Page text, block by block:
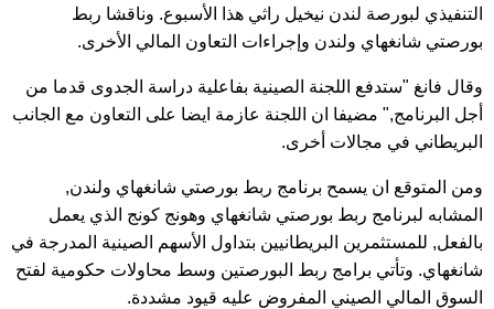
مؤتمر صحفى للخارجية الصور
التنفيذي لبورصة لندن نيخيل راثي هذا الأسبوع. وناقشا ربط
بورصتي شانغهاي ولندن وإجراءات التعاون المالي الأخرى.
وقال فانغ "ستدفع اللجنة الصينية بفاعلية دراسة الجدوى قدما من
أجل البرنامج," مضيفا ان اللجنة عازمة ايضا على التعاون مع الجانب
البريطاني في مجالات أخرى.
ومن المتوقع ان يسمح برنامج ربط بورصتي شانغهاي ولندن,
المشابه لبرنامج ربط بورصتي شانغهاي وهونج كونج الذي يعمل
بالفعل, للمستثمرين البريطانيين بتداول الأسهم الصينية المدرجة في
شانغهاي. وتأتي برامج ربط البورصتين وسط محاولات حكومية لفتح
السوق المالي الصيني المفروض عليه قيود مشددة.